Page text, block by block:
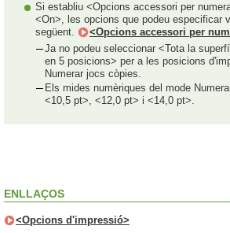
Si establiu <Opcions accessori per
<On>, les opcions que podeu especificar
següent.
<Opcions accessori per
Ja no podeu seleccionar <Tota la
en 5 posicions> per a les posicions
Numerar jocs còpies.
Els mides numèriques del mode
<10,5 pt>, <12,0 pt> i <14,0 pt>.
ENLLAÇOS
<Opcions d'impressió>